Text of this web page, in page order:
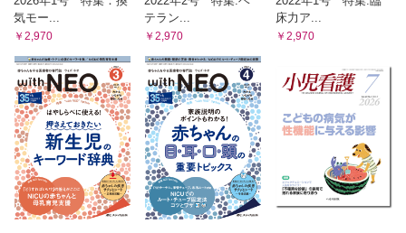
気モー...
￥2,970
テラン...
￥2,970
床力ア...
￥2,970